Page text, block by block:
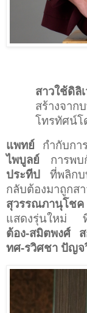
สาวใช้ดิลิ
สร้างจา
โทรทัศน์โ
แพทย์
กำกับก
ไพบูลย์ การพ
ประทีป ที่พลิกบ
กลับต้องมาถูก
สุวรรณภานุโชค
แสดงรุ่นใหม่ ที่
ต้อง-สมิตพงศ์ ส
ทศ-รวิศชา ปัญ